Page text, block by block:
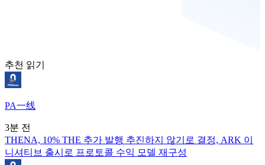
추천 읽기
PA一线
3분 전
THENA, 10% THE 추가 발행 추진하지 않기로 결정, ARK 이
니셔티브 출시로 프로토콜 수익 모델 재구성